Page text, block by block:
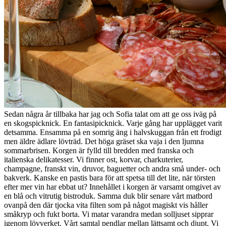
Sedan några år tillbaka har jag och Sofia talat om att ge oss iväg på
en skogspicknick. En fantasipicknick. Varje gång har upplägget varit
detsamma. Ensamma på en somrig äng i halvskuggan från ett frodigt
men äldre ädlare lövträd. Det höga gräset ska vaja i den ljumna
sommarbrisen. Korgen är fylld till bredden med franska och
italienska delikatesser. Vi finner ost, korvar, charkuterier,
champagne, franskt vin, druvor, baguetter och andra små under- och
bakverk. Kanske en pastis bara för att spetsa till det lite, när törsten
efter mer vin har ebbat ut? Innehållet i korgen är varsamt omgivet av
en blå och vitrutig bistroduk. Samma duk blir senare vårt matbord
ovanpå den där tjocka vita filten som på något magiskt vis håller
småkryp och fukt borta. Vi matar varandra medan solljuset sipprar
igenom lövverket. Vårt samtal pendlar mellan lättsamt och djupt. Vi